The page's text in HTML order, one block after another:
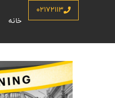
۰۲۱۷۲۱۱۳
خانه